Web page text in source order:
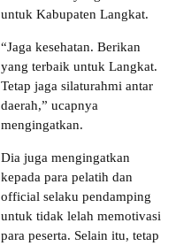
untuk Kabupaten Langkat.
“Jaga kesehatan. Berikan
yang terbaik untuk Langkat.
Tetap jaga silaturahmi antar
daerah,” ucapnya
mengingatkan.
Dia juga mengingatkan
kepada para pelatih dan
official selaku pendamping
untuk tidak lelah memotivasi
para peserta. Selain itu, tetap